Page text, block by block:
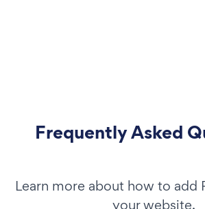
Frequently Asked
Learn more about how to add
your website.